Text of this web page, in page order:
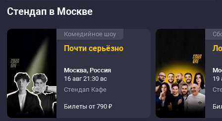
Стендап в Москве
Комедийное шоу
Почти серьёзно
Москва, Россия
16 авг 21:30 вс
Стендап Кафе
Билеты от 790 ₽
19